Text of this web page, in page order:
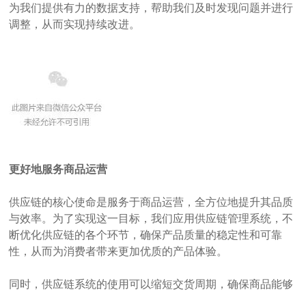
为我们提供有力的数据支持，帮助我们及时发现问题并进行
调整，从而实现持续改进。
更好地服务商品运营
供应链的核心使命是服务于商品运营，全方位地提升其品质
与效率。为了实现这一目标，我们应用供应链管理系统，不
断优化供应链的各个环节，确保产品质量的稳定性和可靠
性，从而为消费者带来更加优质的产品体验。
同时，供应链系统的使用可以缩短交货周期，确保商品能够